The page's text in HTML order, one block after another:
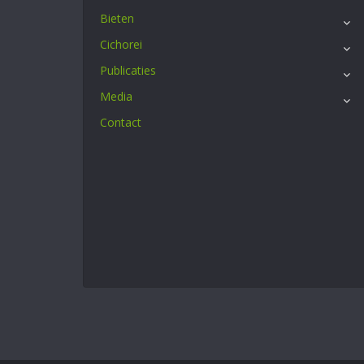
Bieten
Cichorei
Publicaties
Media
Contact